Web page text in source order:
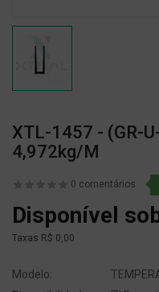
XTL-1457 - (GR-
4,972kg/m
0 comentários
Disponível
Taxas R$ 0,00
Modelo: